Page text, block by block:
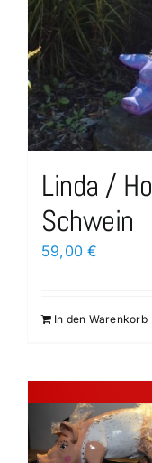
Linda /
Schwein
59,00€
In den Warenkorb